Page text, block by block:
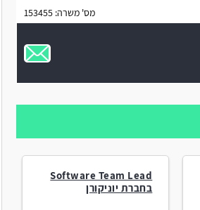
מס' משרה: 153455
Software Team Lead
בחברת יוניקורן